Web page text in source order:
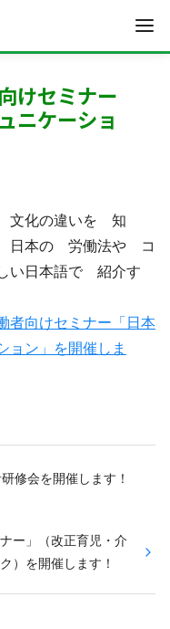
けセミナー
ニケーショ
化の違いを 知
日本の 労働法や コ
い日本語で 紹介す
者向けセミナー「日本
ョン」を開催しま
修会を開催します！
ー」（改正育児・介
）を開催します！